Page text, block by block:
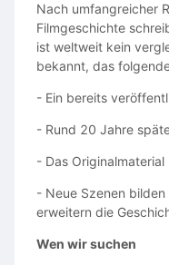
Für Auskünfte steht
22.
Motivationsschreiben,
werden
laufend bearbeitet.
Das Inserat ist auch
Nach umfangreicher
Filmgeschichte
ist weltweit kein
bekannt, das
- Ein bereits
- Rund 20 Jahre
- Das
- Neue Szenen
erweitern die
Wen wir suchen